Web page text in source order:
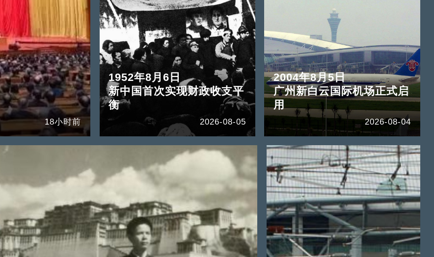
18小时前
1952年8月6日
新中国首次实现财政收支平
衡
2026-08-05
2004年8月5日
广州新白云国际机场正式启
用
2026-08-04